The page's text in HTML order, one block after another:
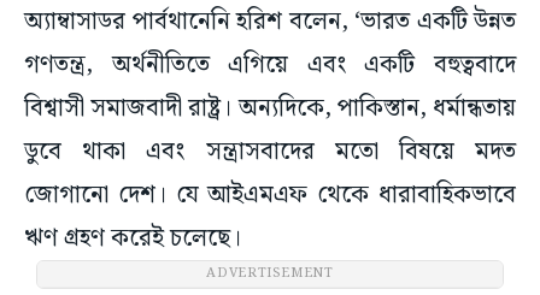
অ্যাম্বাসাডর পার্বথানেনি হরিশ বলেন, ‘ভারত একটি উন্নত
গণতন্ত্র, অর্থনীতিতে এগিয়ে এবং একটি বহুত্ববাদে
বিশ্বাসী সমাজবাদী রাষ্ট্র। অন্যদিকে, পাকিস্তান, ধর্মান্ধতায়
ডুবে থাকা এবং সন্ত্রাসবাদের মতো বিষয়ে মদত
জোগানো দেশ। যে আইএমএফ থেকে ধারাবাহিকভাবে
ঋণ গ্রহণ করেই চলেছে।
ADVERTISEMENT